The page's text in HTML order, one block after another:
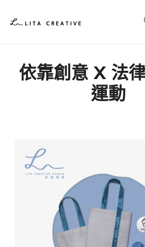
依靠創意 X 法
運動